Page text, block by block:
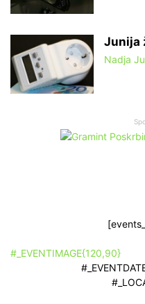
Junija
Nadja
#_EVENTIMAGE{120,90}